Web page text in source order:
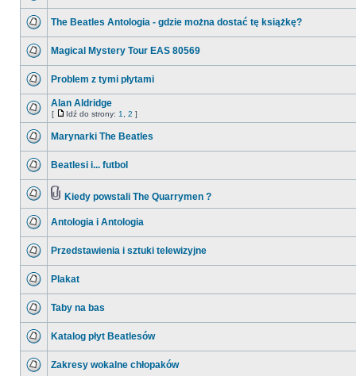
The Beatles Antologia - gdzie można dostać tę książkę?
Magical Mystery Tour EAS 80569
Problem z tymi płytami
Alan Aldridge
[ Idź do strony: 1 2 ]
Marynarki The Beatles
Beatlesi i... futbol
Kiedy powstali The Quarrymen ?
Antologia i Antologia
Przedstawienia i sztuki telewizyjne
Plakat
Taby na bas
Katalog płyt Beatlesów
Zakresy wokalne chłopaków